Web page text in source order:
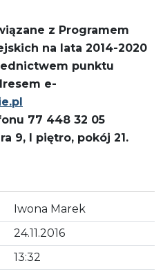
z Programem
na lata 2014-2020
punktu
e-
77 448 32 05
9, I piętro, pokój 21.
Iwona Marek
24.11.2016
13:32